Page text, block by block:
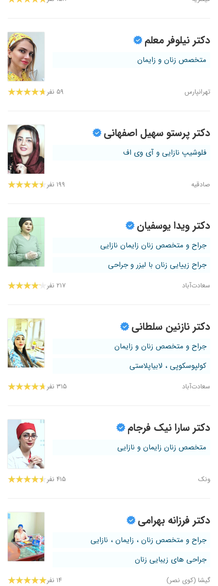
دکتر نیلوفر معلم
متخصص زنان و زایمان
تهرانپارس ۵۹ نفر
دکتر پرستو سهیل اصفهانی
فلوشیپ نازایی و آی وی اف
صادقیه ۱۹۹ نفر
دکتر ویدا یوسفیان
جراح و متخصص زنان زایمان نازایی
جراح زییایی زنان با لیزر و جراحی
سعادت‌آباد ۲۱۷ نفر
دکتر نازنین سلطانی
جراح و متخصص زنان و زایمان
کولپوسکوپی ، لابیاپلاستی
سعادت‌آباد ۳۱۵ نفر
دکتر سارا نیک فرجام
متخصص زنان زایمان و نازایی
ونک ۴۱۵ نفر
دکتر فرزانه بهرامی
جراح و متخصص زنان ، زایمان ، نازایی
جراحی های زیبایی زنان
گیشا (کوی نصر) ۱۴ نفر